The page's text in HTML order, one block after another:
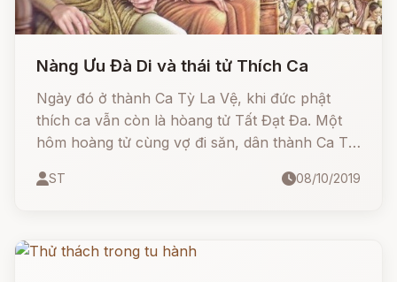
Nàng Ưu Đà Di và thái tử Thích Ca
Ngày đó ở thành Ca Tỳ La Vệ, khi đức phật
thích ca vẫn còn là hòang tử Tất Đạt Đa. Một
hôm hoàng tử cùng vợ đi săn, dân thành Ca Tỳ
họ xây những chậu hoa nào có màu tươi đẹp
ST 08/10/2019